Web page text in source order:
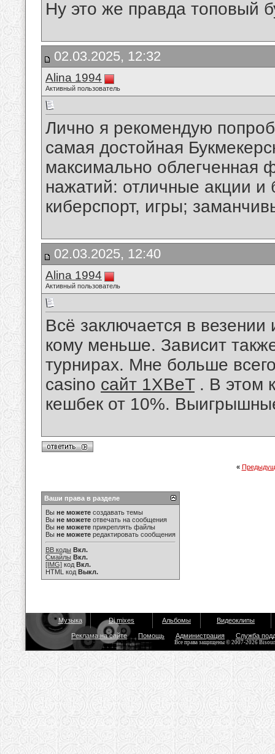
Ну это же правда топовый
02.03.2025, 12:32
Alina 1994
Активный пользователь
Лично я рекомендую
самая достойная
максимально облегченная
нажатий: отличные акции и
киберспорт, игры;
02.03.2025, 12:40
Alina 1994
Активный пользователь
Всё заключается в везении
кому меньше. Зависит
турнирах. Мне больше
casino сайт 1XBeT. В этом
кешбек от 10%.
«
Ваши права в разделе
Вы не можете создавать темы
Вы не можете отвечать на сообщения
Вы не можете прикреплять файлы
Вы не можете редактировать сообщения
BB коды Вкл.
Смайлы Вкл.
[IMG] код Вкл.
HTML код Выкл.
Музыка Dj mixes Альбомы Видеоклипы
Реклама на сайте Помощь Администрация Служба
Все права защищены © 2007-2026